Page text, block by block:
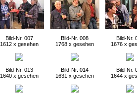
Bild-Nr. 007
1612 x gesehen
Bild-Nr. 008
1768 x gesehen
Bild-Nr.
1676 x
Bild-Nr. 013
1640 x gesehen
Bild-Nr. 014
1631 x gesehen
Bild-Nr.
1644 x